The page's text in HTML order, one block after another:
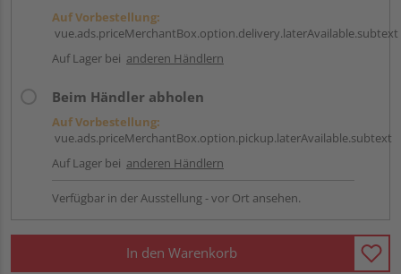
Auf Vorbestellung:
vue.ads.priceMerchantBox.option.delivery.laterAvailable.subtext
Auf Lager bei anderen Händlern
Beim Händler abholen
Auf Vorbestellung:
vue.ads.priceMerchantBox.option.pickup.laterAvailable.subtext
Auf Lager bei anderen Händlern
Verfügbar in der Ausstellung - vor Ort ansehen.
In den Warenkorb